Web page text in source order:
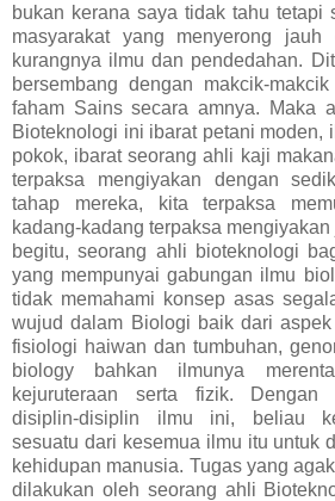
bukan kerana saya tidak tahu tetapi
masyarakat yang menyerong
kurangnya ilmu dan pendedahan.
bersembang dengan makcik-
faham Sains secara amnya. Maka
Bioteknologi ini ibarat petani moden,
pokok, ibarat seorang ahli kaji
terpaksa mengiyakan dengan
tahap mereka, kita terpaksa
kadang-kadang terpaksa
begitu, seorang ahli bioteknologi
yang mempunyai gabungan ilmu
tidak memahami konsep asas
wujud dalam Biologi baik dari
fisiologi haiwan dan tumbuhan,
biology bahkan ilmunya
kejuruteraan serta fizik. Dengan
disiplin-disiplin ilmu ini, beliau
sesuatu dari kesemua ilmu itu untuk
kehidupan manusia. Tugas yang
dilakukan oleh seorang ahli